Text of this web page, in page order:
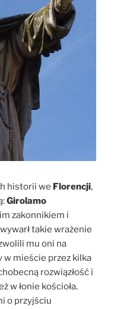
historii we Florencji,
Girolamo
zakonnikiem i
takie wrażenie
mu oni na
w mieście przez kilka
rozwiązłość i
w łonie kościoła.
o przyjściu